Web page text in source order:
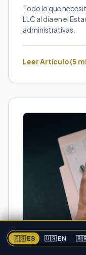
Todo lo que
LLC al día en el
administrativas.
Leer Artículo (5
🇪🇸 ES 🇺🇸 EN 🇧🇷